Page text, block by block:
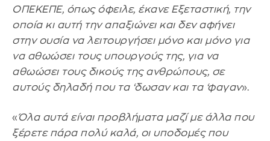
ΟΠΕΚΕΠΕ, όπως όφειλε, έκανε Εξεταστική, την
οποία κι αυτή την απαξιώνει και δεν αφήνει
στην ουσία να λειτουργήσει μόνο και μόνο για
να αθωώσει τους υπουργούς της, για να
αθωώσει τους δικούς της ανθρώπους, σε
αυτούς δηλαδή που τα ‘δωσαν και τα ‘φαγαν».
«Όλα αυτά είναι προβλήματα μαζί με άλλα που
ξέρετε πάρα πολύ καλά, οι υποδομές που